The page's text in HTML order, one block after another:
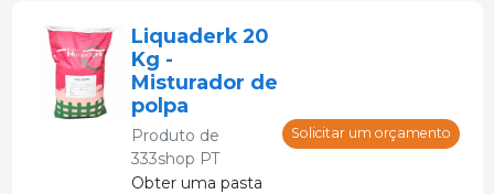
Liquaderk 20
Kg -
Misturador de
polpa
Produto de
333shop PT
Obter uma pasta
Solicitar um orçamento